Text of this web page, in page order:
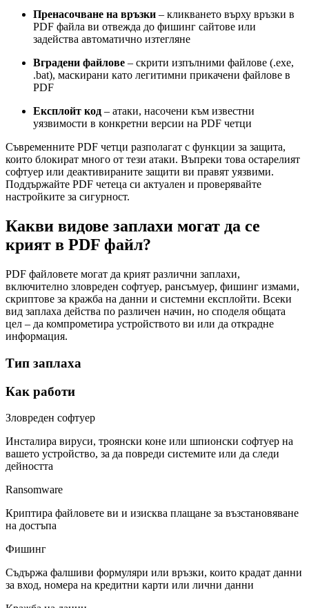
Пренасочване на връзки – кликването върху връзки в
PDF файла ви отвежда до фишинг сайтове или
задейства автоматично изтегляне
Вградени файлове – скрити изпълними файлове (.exe,
.bat), маскирани като легитимни прикачени файлове в
PDF
Експлойт код – атаки, насочени към известни
уязвимости в конкретни версии на PDF четци
Съвременните PDF четци разполагат с функции за защита,
които блокират много от тези атаки. Въпреки това остарелият
софтуер или деактивираните защити ви правят уязвими.
Поддържайте PDF четеца си актуален и проверявайте
настройките за сигурност.
Какви видове заплахи могат да се
крият в PDF файл?
PDF файловете могат да крият различни заплахи,
включително зловреден софтуер, рансъмуер, фишинг измами,
скриптове за кражба на данни и системни експлойти. Всеки
вид заплаха действа по различен начин, но споделя общата
цел – да компрометира устройството ви или да открадне
информация.
Тип заплаха
Как работи
Зловреден софтуер
Инсталира вируси, троянски коне или шпионски софтуер на
вашето устройство, за да повреди системите или да следи
дейността
Ransomware
Криптира файловете ви и изисква плащане за възстановяване
на достъпа
Фишинг
Съдържа фалшиви формуляри или връзки, които крадат данни
за вход, номера на кредитни карти или лични данни